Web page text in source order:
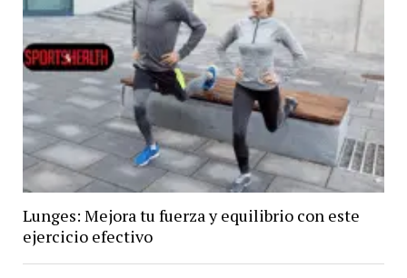
Lunges: Mejora tu fuerza y equilibrio con este
ejercicio efectivo